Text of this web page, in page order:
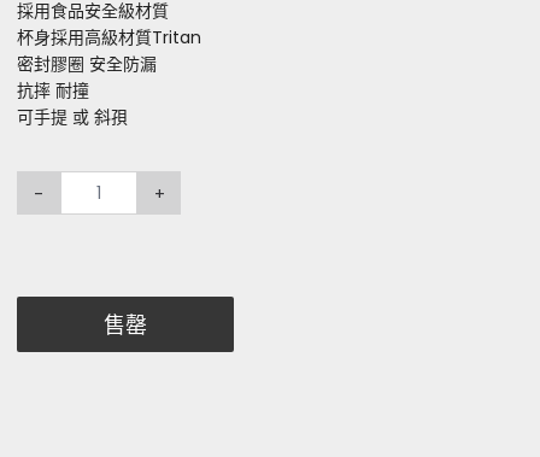
採用食品安全級材質
杯身採用高級材質Tritan
密封膠圈 安全防漏
抗摔 耐撞
可手提 或 斜孭
- +
售罄